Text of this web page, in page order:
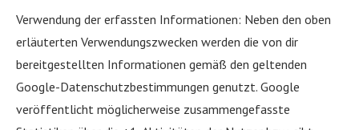
Verwendung der erfassten Informationen: Neben den oben
erläuterten Verwendungszwecken werden die von dir
bereitgestellten Informationen gemäß den geltenden
Google-Datenschutzbestimmungen genutzt. Google
veröffentlicht möglicherweise zusammengefasste